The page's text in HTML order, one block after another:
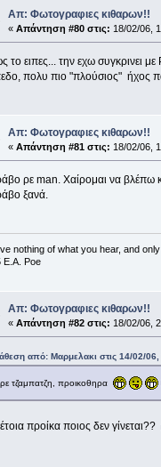
Απ: Φωτογραφιες κιθαρων!!
« Απάντηση #80 στις: 18/02/06,
το ειπες... την εχω συγκρινει με
πολυ πιο "πλούσιος" ήχος
Απ: Φωτογραφιες κιθαρων!!
« Απάντηση #81 στις: 18/02/06,
ρε man. Χαίρομαι να βλέπω
ξανά.
nothing of what you hear, and
E.A. Poe
Απ: Φωτογραφιες κιθαρων!!
« Απάντηση #82 στις: 18/02/06,
από: Μαρμελακι στις 14/02/06,
τζαμπατζη, προικοθηρα
προίκα ποιος δεν γίνεται??